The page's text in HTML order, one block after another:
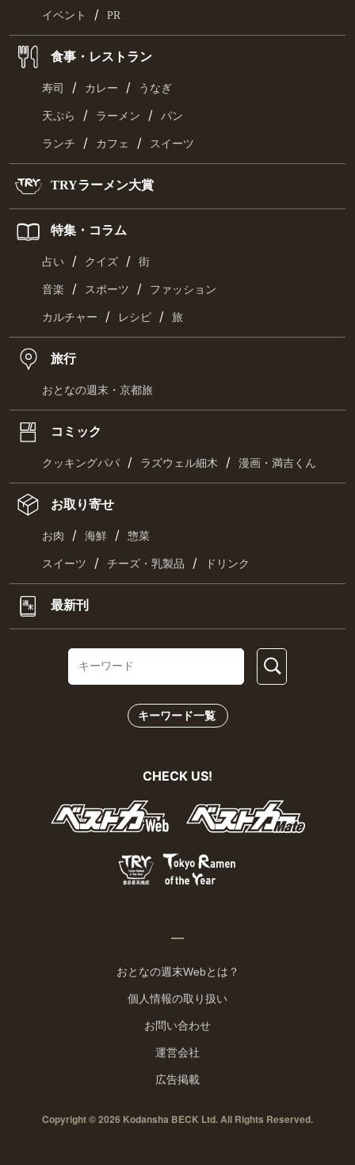
イベント / PR
食事・レストラン
寿司 / カレー / うなぎ
天ぷら / ラーメン / パン
ランチ / カフェ / スイーツ
TRYラーメン大賞
特集・コラム
占い / クイズ / 街
音楽 / スポーツ / ファッション
カルチャー / レシピ / 旅
旅行
おとなの週末・京都旅
コミック
クッキングパパ / ラズウェル細木 / 漫画・満吉くん
お取り寄せ
お肉 / 海鮮 / 惣菜
スイーツ / チーズ・乳製品 / ドリンク
最新刊
キーワード一覧
CHECK US!
おとなの週末Webとは？
個人情報の取り扱い
お問い合わせ
運営会社
広告掲載
Copyright © 2026 Kodansha BECK Ltd. All Rights Reserved.